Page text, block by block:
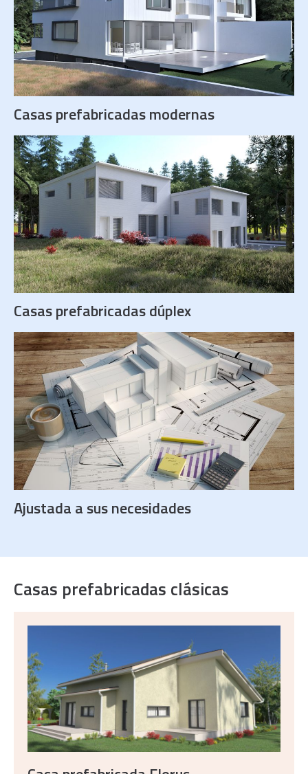
Casas prefabricadas modernas
Casas prefabricadas dúplex
Ajustada a sus necesidades
Casas prefabricadas clásicas